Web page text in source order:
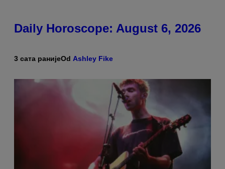
Daily Horoscope: August 6, 2026
3 сата ранијеOd Ashley Fike